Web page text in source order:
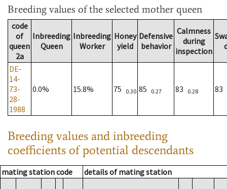
Breeding values of the selected mother queen
code
of
queen
2a
Inbreeding
Queen
Inbreeding
Worker
Honey
yield
Defensive
behavior
Calmness
during
inspection
DE-
14-
73-
28-
1988
0.0% 15.8% 75 0.30 85 0.27 83 0.28 83
Breeding values and inbreeding
coefficients of potential descendants
mating station code details of mating station